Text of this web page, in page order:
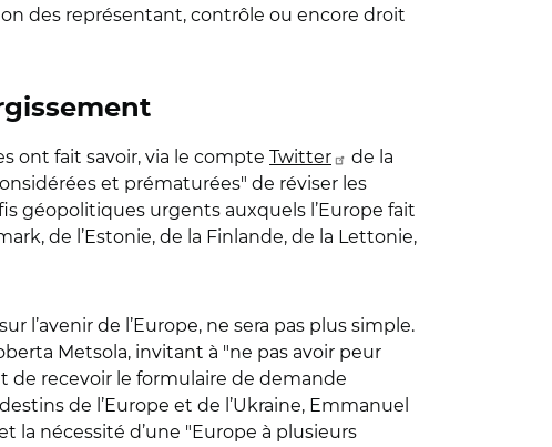
des représentant, contrôle ou encore droit
ont fait savoir, via le compte Twitter
de la
et prématurées" de réviser les
géopolitiques urgents auxquels l’Europe fait
de l’Estonie, de la Finlande, de la Lettonie,
l’avenir de l’Europe, ne sera pas plus simple.
Metsola, invitant à "ne pas avoir peur
de recevoir le formulaire de demande
de l’Europe et de l’Ukraine, Emmanuel
la nécessité d’une "Europe à plusieurs